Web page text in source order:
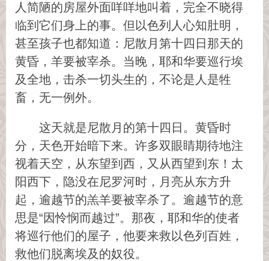
人简陋的房屋外面咩咩地叫着，完全不晓得
临到它们身上的事。但以色列人心知肚明，
甚至孩子也都知道：尼散月第十四日那天的
黄昏，羊要被宰杀。当晚，耶和华要巡行埃
及全地，击杀一切头生的，不论是人是牲
畜，无一例外。
这天就是尼散月的第十四日。黄昏时
分，天色开始暗下来。许多双眼睛期待地注
视着天空，从东望到西，又从西望到东！太
阳西下，隐没在尼罗河时，月亮从东方升
起，逾越节的羔羊要被宰杀了。逾越节的意
思是“因怜悯而越过”。那夜，耶和华的使者
将巡行他们的屋子，他要来救以色列百姓，
救他们脱离埃及的奴役。